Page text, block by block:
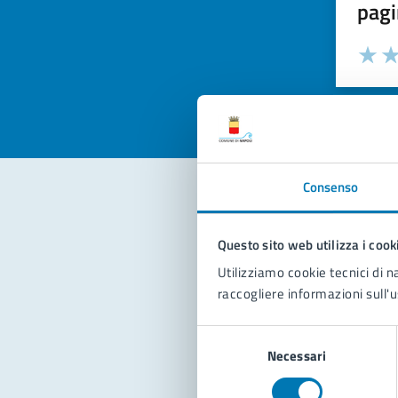
Consenso
Questo sito web utilizza i
Utilizziamo cookie tecnici di
raccogliere informazioni
Necessari
Valuta